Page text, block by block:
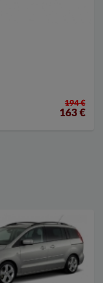
194 €
163 €